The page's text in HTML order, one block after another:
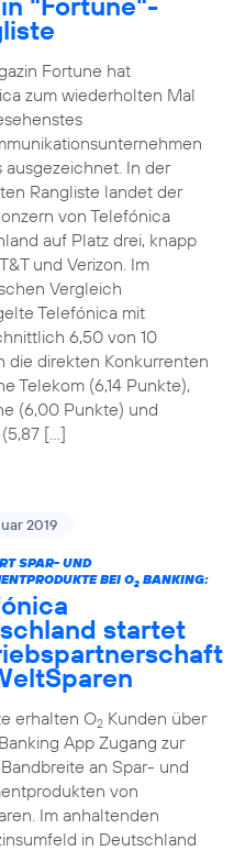
Fortune hat
zum wiederholten Mal
ausgezeichnet. In der
Rangliste landet der
von Telefónica
auf Platz drei, knapp
und Verizon. Im
Vergleich
Telefónica mit
6,50 von 10
die direkten Konkurrenten
Telekom (6,14 Punkte),
(6,00 Punkte) und
[…]
2019
SPAR- UND
BEI O2BANKING:
startet
erhalten O2Kunden über
App Zugang zur
an Spar- und
von
Im anhaltenden
in Deutschland